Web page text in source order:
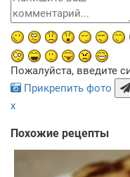
Пожалуйста, введите
Прикрепить фото
x
Похожие рецепты